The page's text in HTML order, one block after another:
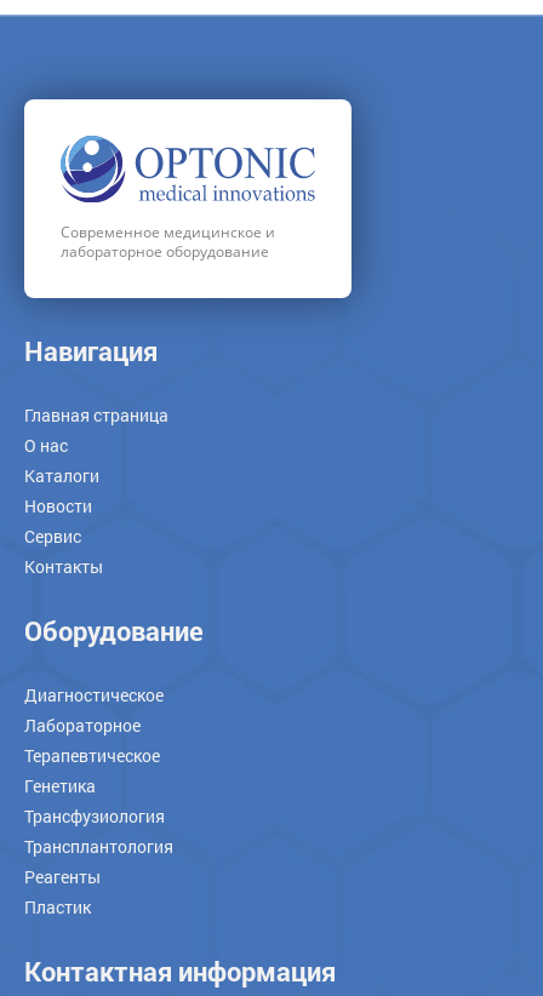
Современное медицинское и
лабораторное оборудование
Навигация
Главная страница
О нас
Каталоги
Новости
Сервис
Контакты
Оборудование
Диагностическое
Лабораторное
Терапевтическое
Генетика
Трансфузиология
Трансплантология
Реагенты
Пластик
Контактная информация